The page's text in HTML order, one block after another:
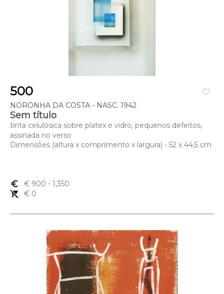
favorite_border
500
NORONHA DA COSTA - NASC. 1942
Sem título
tinta celulósica sobre platex e vidro, pequenos defeitos,
assinada no verso
Dimensões (altura x comprimento x largura) - 52 x 44,5 cm
euro_symbol € 900 - 1,350
remove_shopping_cart
€ 0